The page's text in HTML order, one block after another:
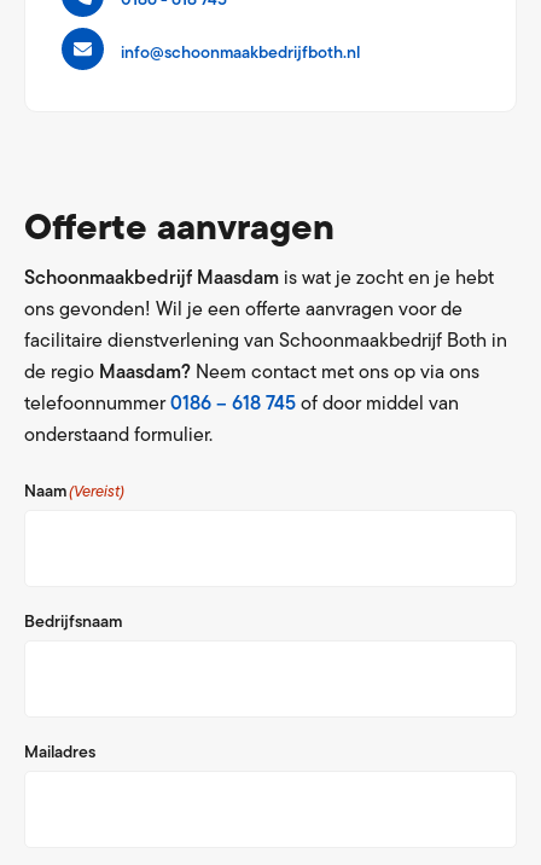
info@schoonmaakbedrijfboth.nl
Offerte aanvragen
Schoonmaakbedrijf Maasdam is wat je zocht en je hebt
ons gevonden! Wil je een offerte aanvragen voor de
facilitaire dienstverlening van Schoonmaakbedrijf Both in
de regio Maasdam? Neem contact met ons op via ons
telefoonnummer0186 – 618 745 of door middel van
onderstaand formulier.
Naam(Vereist)
Bedrijfsnaam
Mailadres